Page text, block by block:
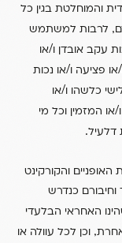
והמוחלטת בגין כל
, לרבות למשתמש
עקב אובדן ו/או
/או פציעה ו/או נכות
כלשהו ו/או
/או המזמין וכל מי
דלעיל.
והקורקינט
כנדרש
האחראי הבלעדי
, וכן לכל עוולה או